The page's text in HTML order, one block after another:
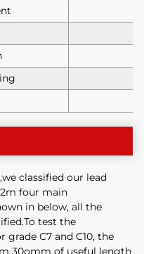
classified our lead
four main
in below, all the
test the
C7 and C10, the
30omm of useful length